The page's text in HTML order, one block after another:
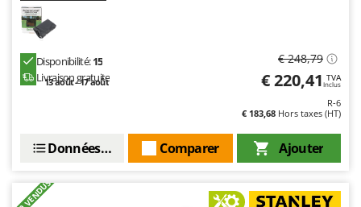
Disponibilité:15
Livraison gratuite
13 août - 17 août
€ 248,79
€ 220,41 TVA
Inclus
R-6
€ 183,68 Hors taxes (HT)
Ajouter
Comparer
Données techniques